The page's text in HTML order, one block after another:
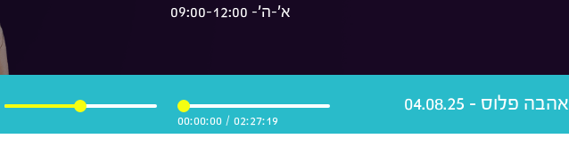
א'-ה'- 09:00-12:00
02:27:19
/
00:00:00
אהבה פלוס - 04.08.25